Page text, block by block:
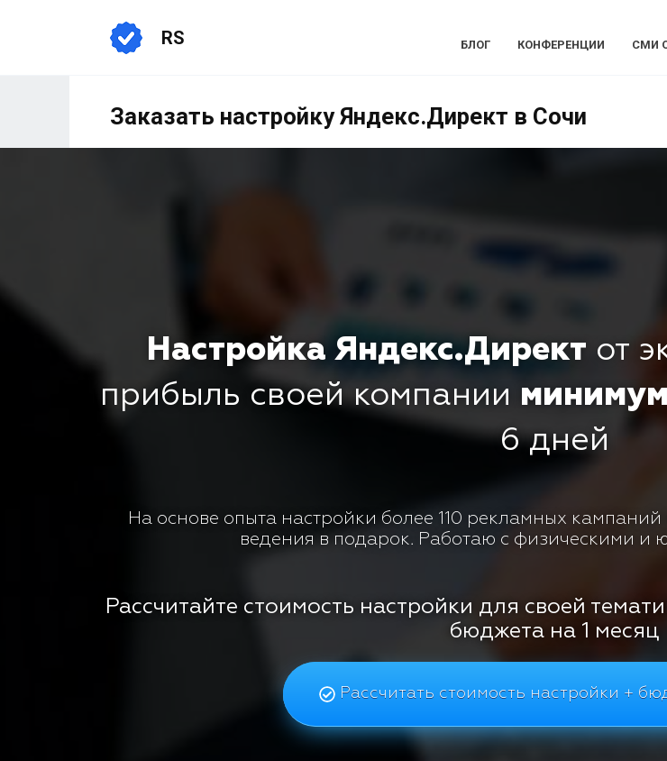
RS БЛОГ КОНФЕРЕНЦИИ СМИ
Заказать настройку Яндекс.Директ в Сочи
Настройка Яндекс.Директ от
прибыль своей компании
6 дней
На основе опыта настройки более 110 рекламных кампаний
ведения в подарок. Работаю с физическими и
Рассчитайте стоимость настройки для своей
бюджета на 1 месяц
Рассчитать стоимость настройки +